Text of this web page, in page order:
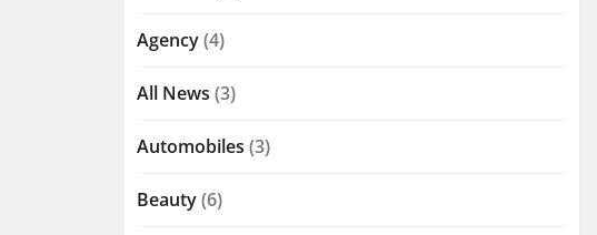
Agency(4)
All News (3)
Automobiles (3)
Beauty(6)